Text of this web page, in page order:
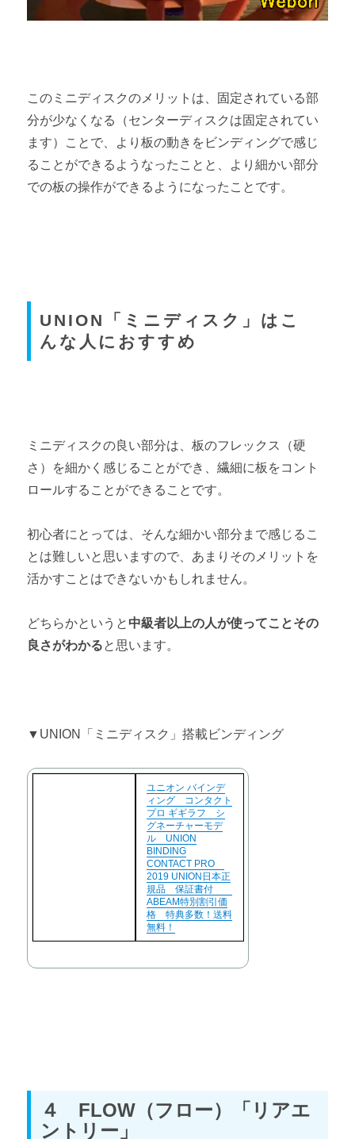
このミニディスクのメリットは、固定されている部
分が少なくなる（センターディスクは固定されてい
ます）ことで、より板の動きをビンディングで感じ
ることができるようなったことと、より細かい部分
での板の操作ができるようになったことです。
UNION「ミニディスク」はこ
んな人におすすめ
ミニディスクの良い部分は、板のフレックス（硬
さ）を細かく感じることができ、繊細に板をコント
ロールすることができることです。
初心者にとっては、そんな細かい部分まで感じるこ
とは難しいと思いますので、あまりそのメリットを
活かすことはできないかもしれません。
どちらかというと 中級者以上の人が使ってことその
良さがわかると思います。
▼UNION「ミニディスク」搭載ビンディング
ユニオン バインデ
ィング コンタクト
プロ ギギラフ シ
グネーチャーモデ
ル UNION
BINDING
CONTACT PRO
2019 UNION日本正
規品 保証書付
ABEAM特別割引価
格 特典多数！送料
無料！
４ FLOW（フロー）「リアエ
ントリー」